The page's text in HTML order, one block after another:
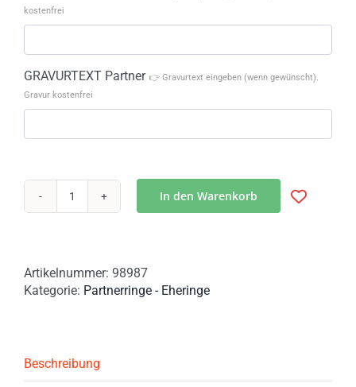
kostenfrei
GRAVURTEXT Partner 👉 Gravurtext eingeben (wenn gewünscht).
Gravur kostenfrei
Eheringe
Silbermünzen
–
Silber
mit
In den Warenkorb
Artikelnummer: 98987
Kategorie: Partnerringe - Eheringe
Beschreibung